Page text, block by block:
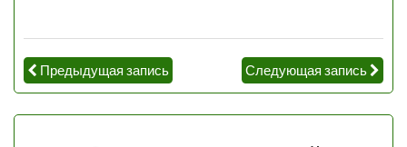
Предыдущая запись Следующая запись